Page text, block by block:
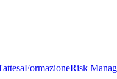
FormazioneRisk